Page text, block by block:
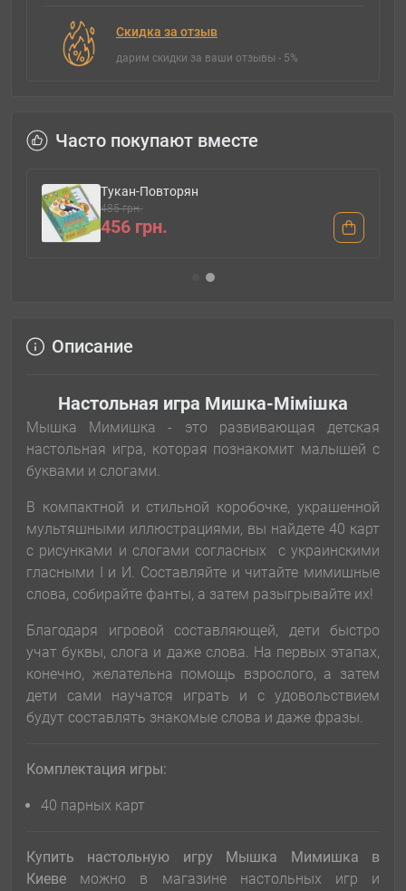
Скидка за отзыв
дарим скидки за ваши отзывы - 5%
Часто покупают вместе
Тукан-Повторян
485 грн.
456 грн.
Описание
Настольная игра Мишка-Мімішка
Мышка Мимишка - это развивающая детская
настольная игра, которая познакомит малышей с
буквами и слогами.
В компактной и стильной коробочке, украшенной
мультяшными иллюстрациями, вы найдете 40 карт
с рисунками и слогами согласных с украинскими
гласными І и И. Составляйте и читайте мимишные
слова, собирайте фанты, а затем разыгрывайте их!
Благодаря игровой составляющей, дети быстро
учат буквы, слога и даже слова. На первых этапах,
конечно, желательна помощь взрослого, а затем
дети сами научатся играть и с удовольствием
будут составлять знакомые слова и даже фразы.
Комплектация игры:
40 парных карт
Купить настольную игру Мышка Мимишка в
Киеве можно в магазине настольных игр и